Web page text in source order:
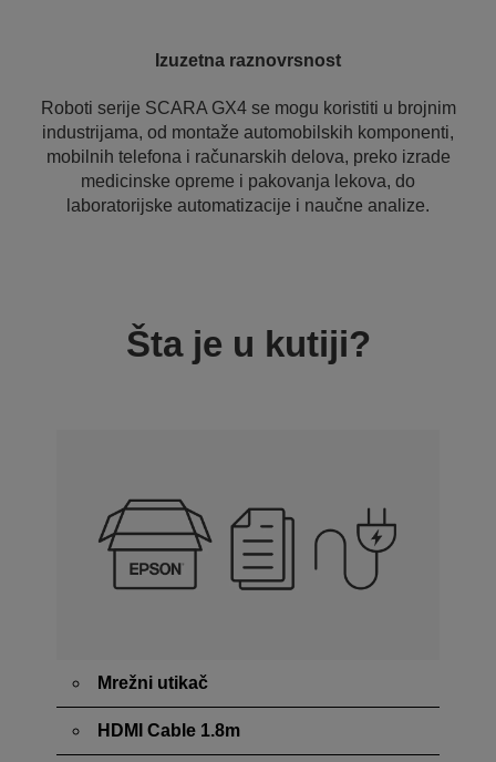
Izuzetna raznovrsnost
Roboti serije SCARA GX4 se mogu koristiti u brojnim
industrijama, od montaže automobilskih komponenti,
mobilnih telefona i računarskih delova, preko izrade
medicinske opreme i pakovanja lekova, do
laboratorijske automatizacije i naučne analize.
Šta je u kutiji?
Mrežni utikač
HDMI Cable 1.8m